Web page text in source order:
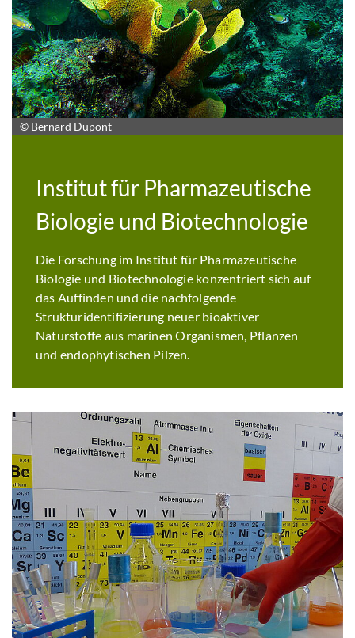
© Bernard Dupont
Institut für Pharmazeutische
Biologie und Biotechnologie
Die Forschung im Institut für Pharmazeutische
Biologie und Biotechnologie konzentriert sich auf
das Auffinden und die nachfolgende
Strukturidentifizierung neuer bioaktiver
Naturstoffe aus marinen Organismen, Pflanzen
und endophytischen Pilzen.